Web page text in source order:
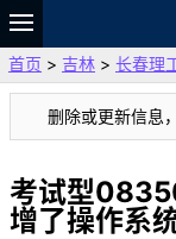
题库
故事
VIP
资料
首页 > 吉林 > 长春理
删除或更新信息
考试型
增了操作系